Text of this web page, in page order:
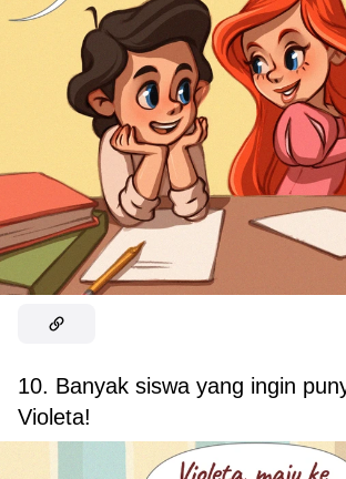
10. Banyak siswa yang ingin
Violeta!